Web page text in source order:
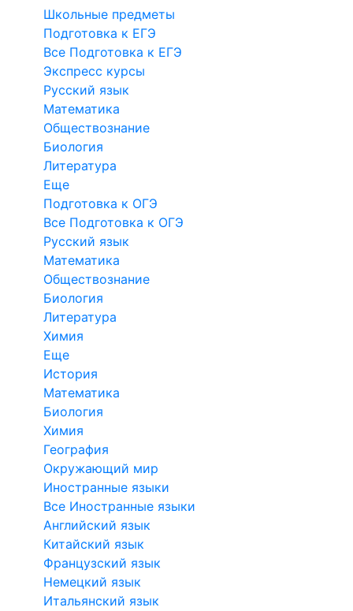
Школьные предметы
Подготовка к ЕГЭ
Все Подготовка к ЕГЭ
Экспресс курсы
Русский язык
Математика
Обществознание
Биология
Литература
Еще
Подготовка к ОГЭ
Все Подготовка к ОГЭ
Русский язык
Математика
Обществознание
Биология
Литература
Химия
Еще
История
Математика
Биология
Химия
География
Окружающий мир
Иностранные языки
Все Иностранные языки
Английский язык
Китайский язык
Французский язык
Немецкий язык
Итальянский язык